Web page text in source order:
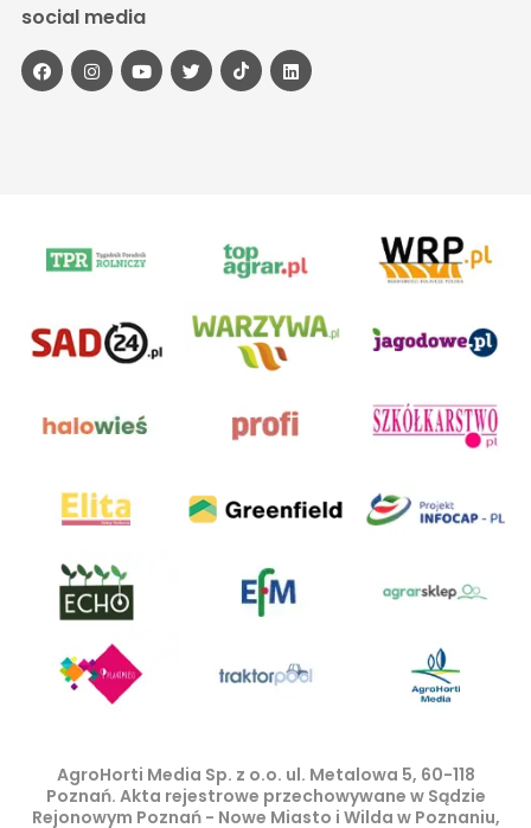
social media
AgroHorti Media Sp. z o.o. ul. Metalowa 5, 60-118
Poznań. Akta rejestrowe przechowywane w Sądzie
Rejonowym Poznań - Nowe Miasto i Wilda w Poznaniu,